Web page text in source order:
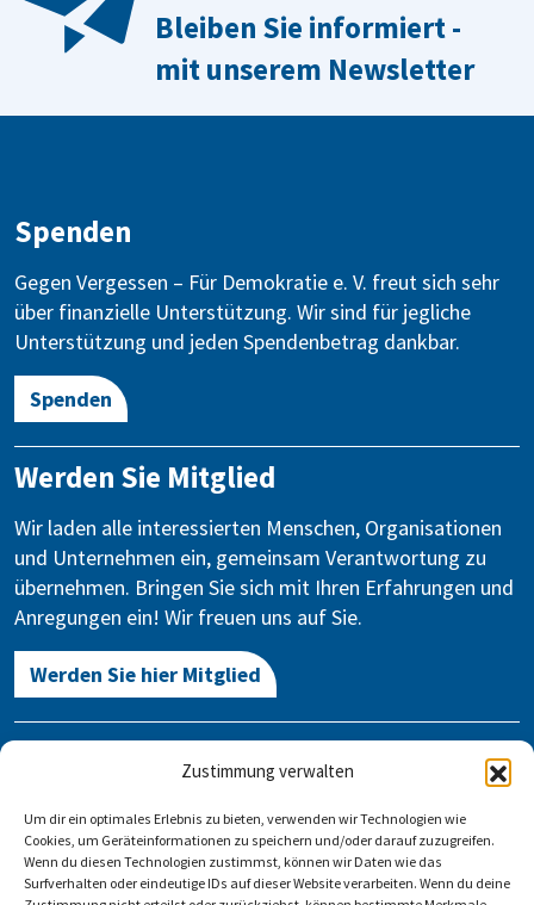
Zustimmung verwalten
Um dir ein optimales Erlebnis zu bieten, verwenden wir Technologien wie
Cookies, um Geräteinformationen zu speichern und/oder darauf zuzugreifen.
Wenn du diesen Technologien zustimmst, können wir Daten wie das
Surfverhalten oder eindeutige IDs auf dieser Website verarbeiten. Wenn du deine
Bleiben Sie informiert -
mit unserem Newsletter
Spenden
Gegen Vergessen – Für Demokratie e. V. freut sich sehr
über finanzielle Unterstützung. Wir sind für jegliche
Unterstützung und jeden Spendenbetrag dankbar.
Spenden
Werden Sie Mitglied
Wir laden alle interessierten Menschen, Organisationen
und Unternehmen ein, gemeinsam Verantwortung zu
übernehmen. Bringen Sie sich mit Ihren Erfahrungen und
Anregungen ein! Wir freuen uns auf Sie.
Werden Sie hier Mitglied
Kontakt
Stauffenbergstraße 13-14
10785 Berlin